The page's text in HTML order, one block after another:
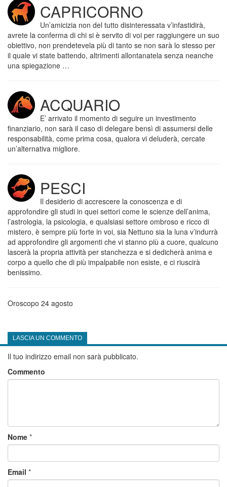
CAPRICORNO
Un’amicizia non del tutto disinteressata v’infastidirà,
avrete la conferma di chi si è servito di voi per raggiungere un suo
obiettivo, non prendetevela più di tanto se non sarà lo stesso per
il quale vi state battendo, altrimenti allontanatela senza neanche
una spiegazione …
ACQUARIO
E’ arrivato il momento di seguire un investimento
finanziario, non sarà il caso di delegare bensì di assumersi delle
responsabilità, come prima cosa, qualora vi deluderà, cercate
un’alternativa migliore.
PESCI
Il desiderio di accrescere la conoscenza e di
approfondire gli studi in quei settori come le scienze dell’anima,
l’astrologia, la psicologia, e qualsiasi settore ombroso e ricco di
mistero, è sempre più forte in voi, sia Nettuno sia la luna v’indurrà
ad approfondire gli argomenti che vi stanno più a cuore, qualcuno
lascerà la propria attività per stanchezza e si dedicherà anima e
corpo a quello che di più impalpabile non esiste, e ci riuscirà
benissimo.
Oroscopo 24 agosto
LASCIA UN COMMENTO
Il tuo indirizzo email non sarà pubblicato.
Commento
Nome *
Email *